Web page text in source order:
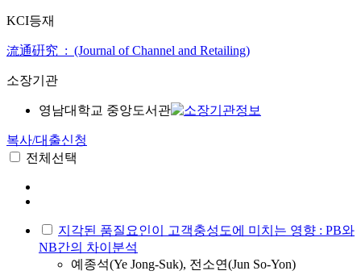
KCI등재
流通硏究 : (Journal of Channel and Retailing)
소장기관
영남대학교 중앙도서관
복사/대출신청
전체선택
지각된 품질요인이 고객충성도에 미치는 영향 : PB와
NB간의 차이분석
예종석(Ye Jong-Suk), 전소연(Jun So-Yon)